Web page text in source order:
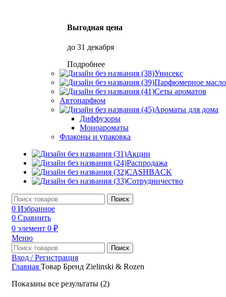
Выгодная цена
до 31 декабря
Подробнее
Унисекс
Парфюмерное масло
Сеты ароматов
Автопарфюм
Ароматы для дома
Диффузоры
Моноароматы
Флаконы и упаковка
Акции
Распродажа
CASHBACK
Сотрудничество
Поиск
0 Избранное
0 Сравнить
0 элемент 0 ₽
Меню
Поиск
Вход / Регистрация
Главная Товар Бренд Zielinski & Rozen
Показаны все результаты (2)